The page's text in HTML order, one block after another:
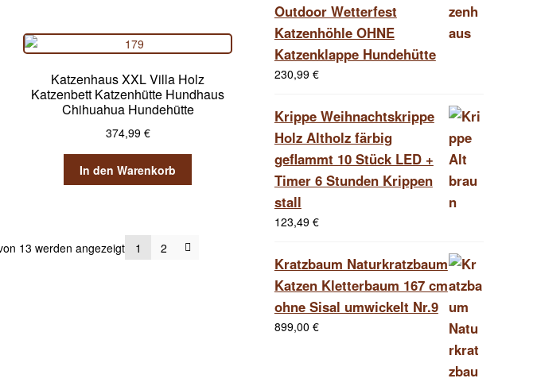
Katzenhaus XXL Villa Holz
Katzenbett Katzenhütte Hundhaus
Chihuahua Hundehütte
374,99 €
In den Warenkorb
13 werden angezeigt 1 2
Outdoor Wetterfest
Katzenhöhle OHNE
Katzenklappe Hundehütte
230,99 €
Krippe Weihnachtskrippe
Holz Altholz färbig
geflammt 10 Stück LED +
Timer 6 Stunden Krippen
stall
123,49 €
Kratzbaum Naturkratzbaum
Katzen Kletterbaum 167 cm
ohne Sisal umwickelt Nr.9
899,00 €